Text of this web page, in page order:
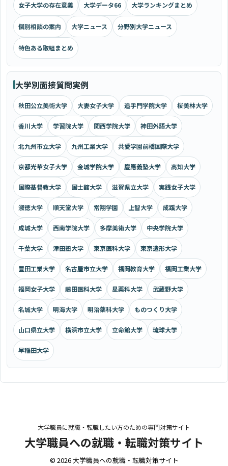
女子大学の存在意義 大学データ66 大学ランキングまとめ
個別相談の案内 大学ニュース 分野別大学ニュース
特色ある取組まとめ
大学別面接質問実例
秋田公立美術大学 大妻女子大学 追手門学院大学 桜美林大学
香川大学 学習院大学 関西学院大学 神田外語大学
北九州市立大学 九州工業大学 共愛学園前橋国際大学
京都光華女子大学 金城学院大学 慶應義塾大学 高知大学
国際基督教大学 国士舘大学 滋賀県立大学 実践女子大学
淑徳大学 順天堂大学 常翔学園 上智大学 成蹊大学
成城大学 西南学院大学 多摩美術大学 中央学院大学
千葉大学 津田塾大学 東京医科大学 東京造形大学
豊田工業大学 名古屋市立大学 福岡教育大学 福岡工業大学
福岡女子大学 藤田医科大学 星薬科大学 武蔵野大学
名城大学 明海大学 明治薬科大学 ものつくり大学
山口県立大学 横浜市立大学 立命館大学 琉球大学
早稲田大学
大学職員に就職・転職したい方のための専門対策サイト
大学職員への就職・転職対策サイト
© 2026 大学職員への就職・転職対策サイト